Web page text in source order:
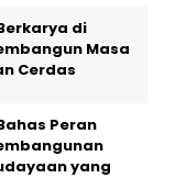
di
Masa
Cerdas
Peran
yang